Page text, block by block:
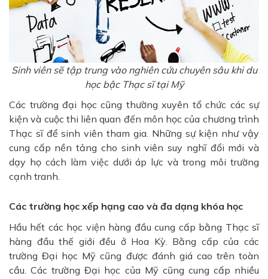
Sinh viên sẽ tập trung vào nghiên cứu chuyên sâu khi du
học bậc Thạc sĩ tại Mỹ
Các trường đại học cũng thường xuyên tổ chức các sự
kiện và cuộc thi liên quan đến môn học của chương trình
Thạc sĩ để sinh viên tham gia. Những sự kiện như vậy
cung cấp nền tảng cho sinh viên suy nghĩ đổi mới và
dạy họ cách làm việc dưới áp lực và trong môi trường
cạnh tranh.
Các trường học xếp hạng cao và đa dạng khóa học
Hầu hết các học viện hàng đầu cung cấp bằng Thạc sĩ
hàng đầu thế giới đều ở Hoa Kỳ. Bằng cấp của các
trường Đại học Mỹ cũng được đánh giá cao trên toàn
cầu. Các trường Đại học của Mỹ cũng cung cấp nhiều